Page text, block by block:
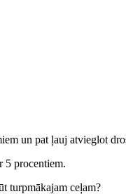
un pat ļauj atvieglot
5 procentiem.
turpmākajam ceļam?